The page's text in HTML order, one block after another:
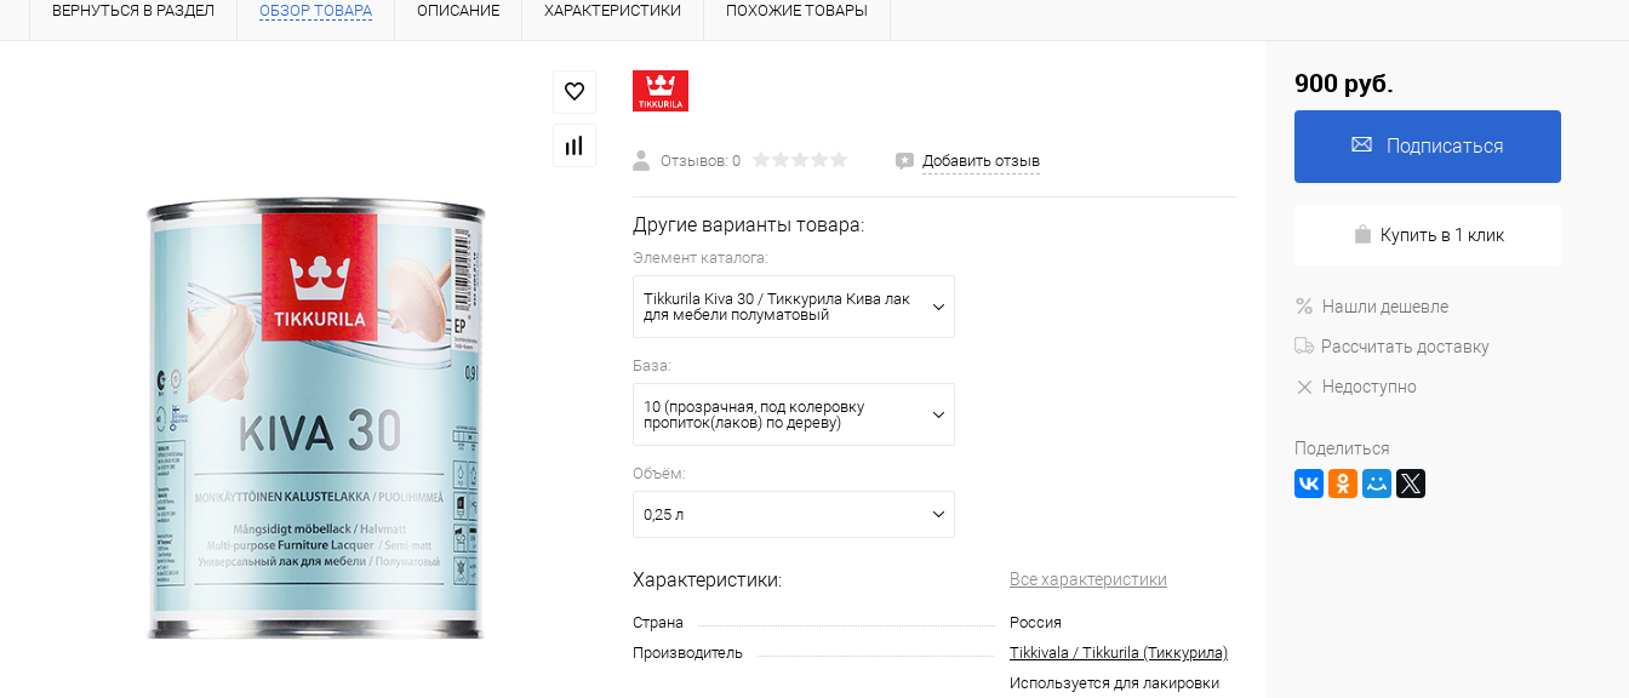
ВЕРНУТЬСЯ В РАЗДЕЛ ОБЗОР ТОВАРА ОПИСАНИЕ ХАРАКТЕРИСТИКИ ПОХОЖИЕ ТОВАРЫ
Отзывов: 0 Добавить отзыв
Другие варианты товара:
Элемент каталога:
Tikkurila Kiva 30 / Тиккурила Кива лак
для мебели полуматовый
База:
10 (прозрачная, под колеровку
пропиток(лаков) по дереву)
Объём:
0,25 л
Характеристики: Все характеристики
Страна
Россия
Производитель
Tikkivala / Tikkurila (Тиккурила)
Используется для лакировки
900 руб.
Подписаться
Купить в 1 клик
Нашли дешевле
Рассчитать доставку
Недоступно
Поделиться